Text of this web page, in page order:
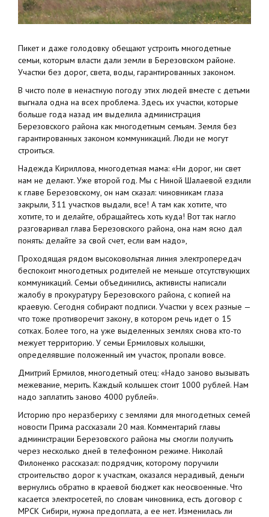
Пикет и даже голодовку обещают устроить многодетные
семьи, которым власти дали земли в Березовском районе.
Участки без дорог, света, воды, гарантированных законом.
В чисто поле в ненастную погоду этих людей вместе с детьми
выгнала одна на всех проблема. Здесь их участки, которые
больше года назад им выделила администрация
Березовского района как многодетным семьям. Земля без
гарантированных законом коммуникаций. Люди не могут
строиться.
Надежда Кириллова, многодетная мама: «Ни дорог, ни свет
нам не делают. Уже второй год. Мы с Ниной Шалаевой ездили
к главе Березовскому, он нам сказал: чиновникам глаза
закрыли, 311 участков выдали, все! А там как хотите, что
хотите, то и делайте, обращайтесь хоть куда! Вот так нагло
разговаривал глава Березовского района, она нам ясно дал
понять: делайте за свой счет, если вам надо»,
Проходящая рядом высоковольтная линия электропередач
беспокоит многодетных родителей не меньше отсутствующих
коммуникаций. Семьи объединились, активисты написали
жалобу в прокуратуру Березовского района, с копией на
краевую. Сегодня собирают подписи. Участки у всех разные —
что тоже противоречит закону, в котором речь идет о 15
сотках. Более того, на уже выделенных землях снова кто-то
межует территорию. У семьи Ермиловых колышки,
определявшие положенный им участок, пропали вовсе.
Дмитрий Ермилов, многодетный отец: «Надо заново вызывать
межевание, мерить. Каждый колышек стоит 1000 рублей. Нам
надо заплатить заново 4000 рублей».
Историю про неразбериху с землями для многодетных семей
новости Прима рассказали 20 мая. Комментарий главы
администрации Березовского района мы смогли получить
через несколько дней в телефонном режиме. Николай
Филоненко рассказал: подрядчик, которому поручили
строительство дорог к участкам, оказался нерадивый, деньги
вернулись обратно в краевой бюджет как неосвоенные. Что
касается электросетей, по словам чиновника, есть договор с
МРСК Сибири, нужна предоплата, а ее нет. Изменилась ли